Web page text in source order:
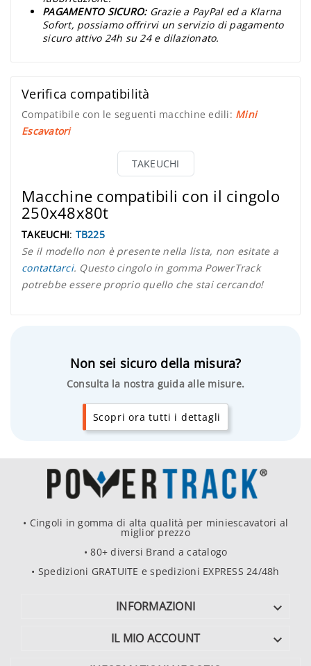
PAGAMENTO SICURO: Grazie a PayPal ed a Klarna
Sofort, possiamo offrirvi un servizio di pagamento
sicuro attivo 24h su 24 e dilazionato.
Verifica compatibilità
Compatibile con le seguenti macchine edili: Mini
Escavatori
TAKEUCHI
Macchine compatibili con il cingolo
250x48x80t
TAKEUCHI: TB225
Se il modello non è presente nella lista, non esitate a
contattarci. Questo cingolo in gomma PowerTrack
potrebbe essere proprio quello che stai cercando!
Non sei sicuro della misura?
Consulta la nostra guida alle misure.
Scopri ora tutti i dettagli
• Cingoli in gomma di alta qualità per miniescavatori al
miglior prezzo
• 80+ diversi Brand a catalogo
• Spedizioni GRATUITE e spedizioni EXPRESS 24/48h
INFORMAZIONI 
IL MIO ACCOUNT 